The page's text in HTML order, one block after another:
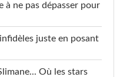
à ne pas dépasser pour
juste en posant
Où les stars